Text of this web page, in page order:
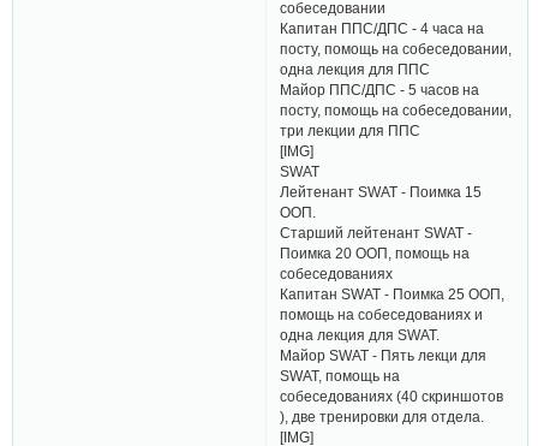
собеседовании
Капитан ППС/ДПС - 4 часа на
посту, помощь на собеседовании,
одна лекция для ППС
Майор ППС/ДПС - 5 часов на
посту, помощь на собеседовании,
три лекции для ППС
[​IMG]
SWAT
Лейтенант SWAT - Поимка 15
ООП.
Старший лейтенант SWAT -
Поимка 20 ООП, помощь на
собеседованиях
Капитан SWAT - Поимка 25 ООП,
помощь на собеседованиях и
одна лекция для SWAT.
Майор SWAT - Пять лекци для
SWAT, помощь на
собеседованиях (40 скриншотов
), две тренировки для отдела.
[​IMG]